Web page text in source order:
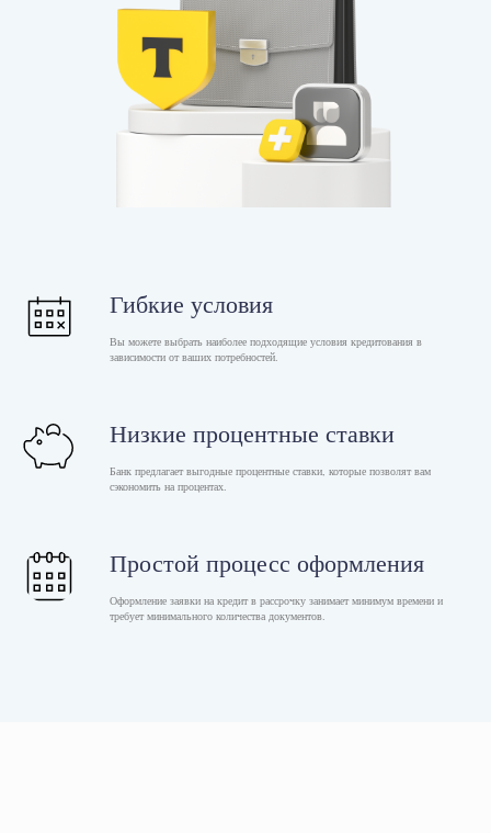
Гибкие условия
Вы можете выбрать наиболее подходящие условия кредитования в
зависимости от ваших потребностей.
Низкие процентные ставки
Банк предлагает выгодные процентные ставки, которые позволят вам
сэкономить на процентах.
Простой процесс оформления
Оформление заявки на кредит в рассрочку занимает минимум времени и
требует минимального количества документов.